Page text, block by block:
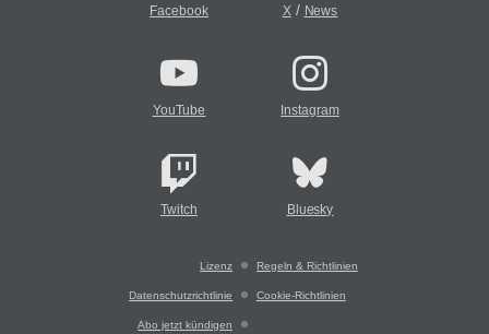
Facebook X/ News
YouTube Instagram
Twitch Bluesky
Lizenz Regeln & Richtlinien
Datenschutzrichtlinie Cookie-Richtlinien
Abo jetzt kündigen